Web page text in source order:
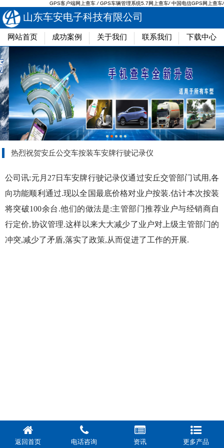
GPS客户端网上查车 / GPS车辆管理系统5.7网上查车/ 中国电信GPS网上查车/
山东车安电子科技有限公司
网站首页 成功案例 关于我们 联系我们 下载中心
热烈祝贺安丘公交车按装车安牌行驶记录仪
公司讯:元月27日车安牌行驶记录仪通过安丘交管部门试用,各
向功能顺利通过.现以全国最底价格对业户按装.估计本次按装
将突破100余台.他们的做法是:主管部门推荐业户与经销商自
行定价,协议管理.这样以来大大减少了业户对上级主管部门的
冲突,减少了矛盾,落实了政策,从而促进了工作的开展.
返回首页 电话咨询 资讯 更多产品